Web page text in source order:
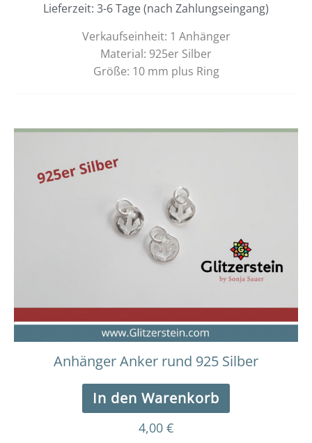
Lieferzeit: 3-6 Tage (nach Zahlungseingang)
Verkaufseinheit: 1 Anhänger
Material: 925er Silber
Größe: 10 mm plus Ring
Anhänger Anker rund 925 Silber
In den Warenkorb
4,00 €